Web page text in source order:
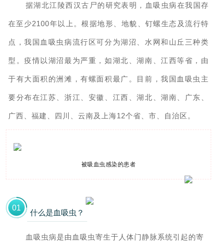
据湖北江陵西汉古尸的研究表明，血吸虫病在我国存
在至少2100年以上。根据地形、地貌、钉螺生态及流行特
点，我国血吸虫病流行区可分为湖沼、水网和山丘三种类
型。疫情以湖沼最为严重，如湖北、湖南、江西等省，由
于有大面积的洲滩，有螺面积最广。目前，我国血吸虫主
要分布在江苏、浙江、安徽、江西、湖北、湖南、广东、
广西、福建、四川、云南及上海12个省、市、自治区。
被吸血虫感染的患者
01
什么是血吸虫？
血吸虫病是由血吸虫寄生于人体门静脉系统引起的寄